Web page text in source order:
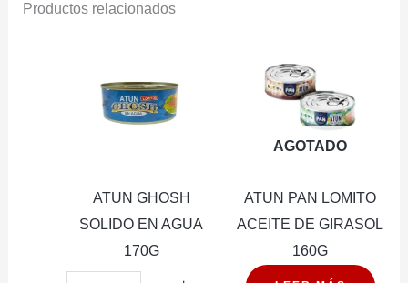
Productos relacionados
ATUN GHOSH
SOLIDO EN AGUA
170G
AGOTADO
ATUN PAN LOMITO
ACEITE DE GIRASOL
160G